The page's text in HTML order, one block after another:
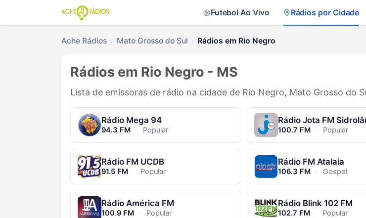
Futebol Ao Vivo Rádios por Cidade
Ache Rádios Mato Grosso do Sul Rádios em Rio Negro
Rádios em Rio Negro - MS
Lista de emissoras de rádio na cidade de Rio Negro, Mato Grosso do
Rádio Mega 94
94.3 FM · Popular
Rádio Jota FM
100.7 FM · Popular
Rádio FM UCDB
91.5 FM · Popular
Rádio FM Atalaia
106.3 FM · Gospel
Rádio América FM
100.9 FM · Popular
Rádio Blink 102 FM
102.7 FM · Popular